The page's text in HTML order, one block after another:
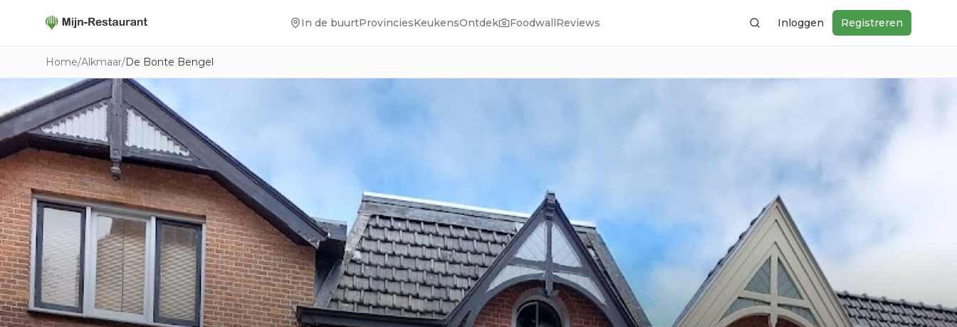
In de buurtProvinciesKeukensOntdek FoodwallReviews ZoekenInloggen Registreren
Home/Alkmaar/De Bonte Bengel